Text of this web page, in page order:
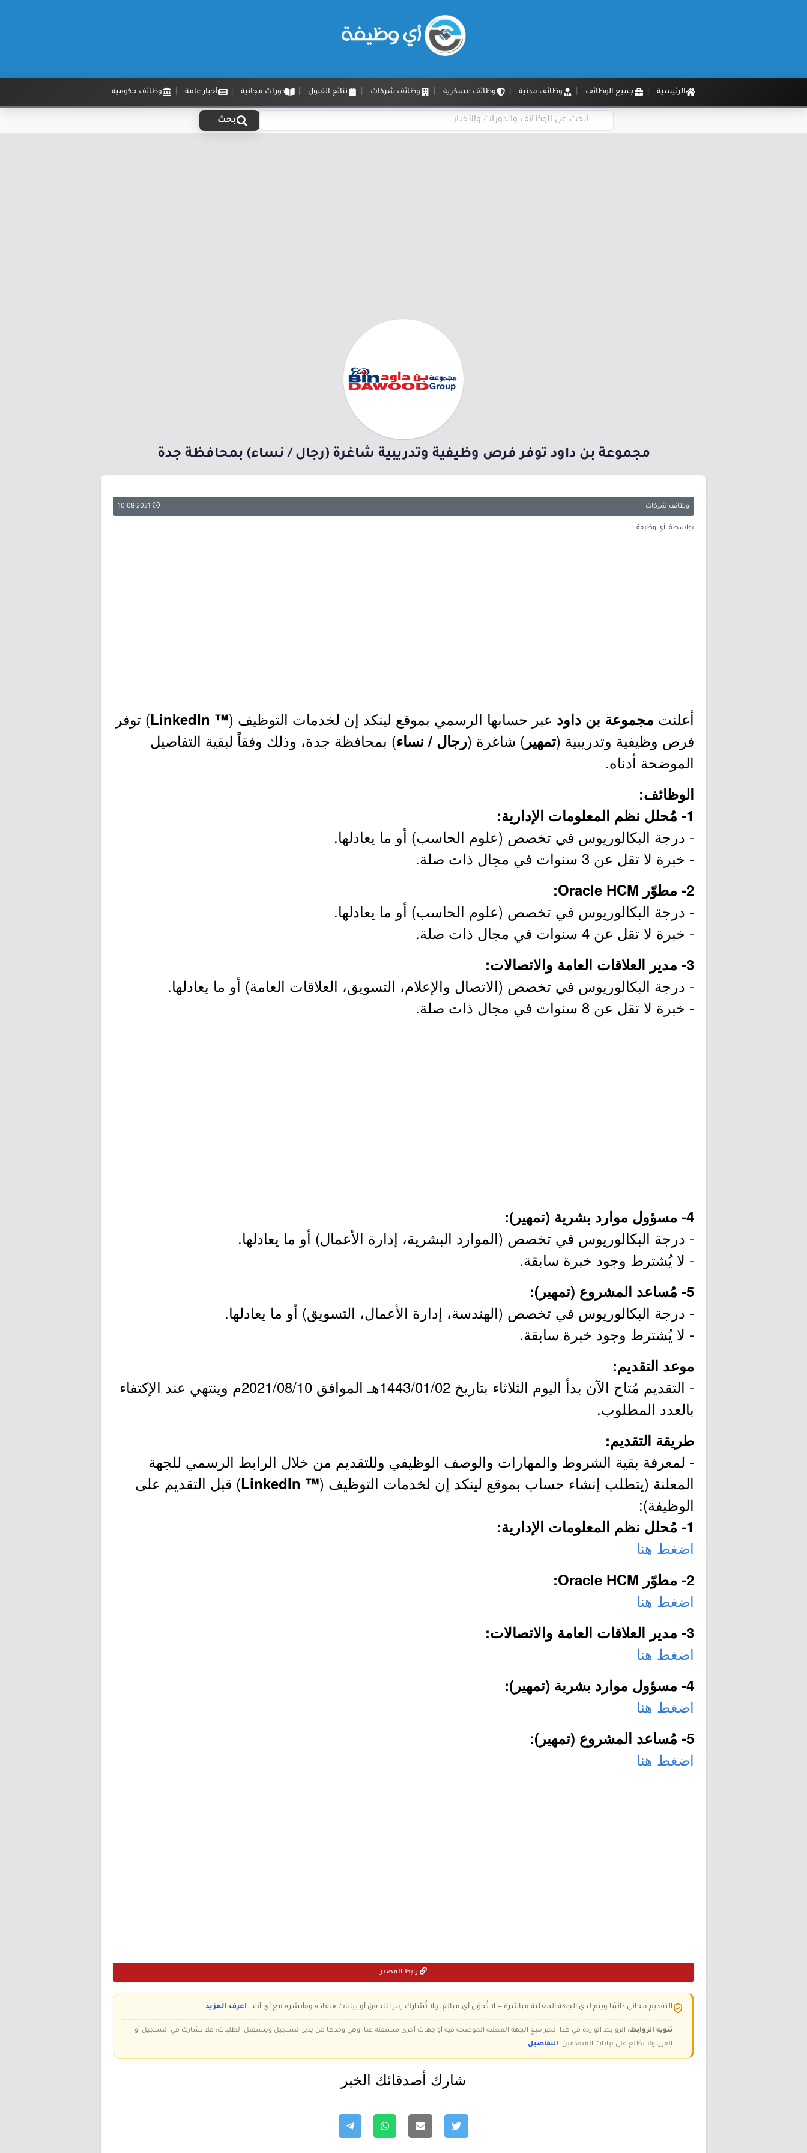
الرئيسية جميع الوظائف وظائف مدنية وظائف عسكرية وظائف شركات نتائج القبول دورات مجانية أخبار عامة وظائف حكومية
بحث
مجموعة بن داود توفر فرص وظيفية وتدريبية شاغرة (رجال / نساء) بمحافظة جدة
وظائف شركات
بواسطة: أي وظيفة
أعلنت مجموعة بن داود عبر حسابها الرسمي بموقع لينكد إن لخدمات التوظيف (™ LinkedIn
) توفر
فرص وظيفية وتدريبية (تمهير ) شاغرة (رجال / نساء) بمحافظة جدة، وذلك وفقاً لبقية التفاصيل
الموضحة أدناه.
الوظائف:
1- مُحلل نظم المعلومات الإدارية:
- درجة البكالوريوس في تخصص (علوم الحاسب) أو ما يعادلها.
- خبرة لا تقل عن 3 سنوات في مجال ذات صلة.
2- مطوّر Oracle HCM:
- درجة البكالوريوس في تخصص (علوم الحاسب) أو ما يعادلها.
- خبرة لا تقل عن 4 سنوات في مجال ذات صلة.
3- مدير العلاقات العامة والاتصالات:
- درجة البكالوريوس في تخصص (الاتصال والإعلام، التسويق، العلاقات العامة) أو ما يعادلها.
- خبرة لا تقل عن 8 سنوات في مجال ذات صلة.
4- مسؤول موارد بشرية (تمهير):
- درجة البكالوريوس في تخصص (الموارد البشرية، إدارة الأعمال) أو ما يعادلها.
- لا يُشترط وجود خبرة سابقة.
5- مُساعد المشروع (تمهير):
- درجة البكالوريوس في تخصص (الهندسة، إدارة الأعمال، التسويق) أو ما يعادلها.
- لا يُشترط وجود خبرة سابقة.
موعد التقديم:
- التقديم مُتاح الآن بدأ اليوم الثلاثاء بتاريخ 1443/01/02هـ الموافق 2021/08/10م وينتهي عند الإكتفاء
بالعدد المطلوب.
طريقة التقديم:
- لمعرفة بقية الشروط والمهارات والوصف الوظيفي وللتقديم من خلال الرابط الرسمي للجهة
المعلنة (يتطلب إنشاء حساب بموقع لينكد إن لخدمات التوظيف (™ LinkedIn
) قبل التقديم على
الوظيفة):
1- مُحلل نظم المعلومات الإدارية:
اضغط هنا
2- مطوّر Oracle HCM:
اضغط هنا
3- مدير العلاقات العامة والاتصالات:
اضغط هنا
4- مسؤول موارد بشرية (تمهير):
اضغط هنا
5- مُساعد المشروع (تمهير):
اضغط هنا
رابط المصدر
التقديم مجاني دائمًا ويتم لدى الجهة المعلنة مباشرة — لا تُحوّل أي مبالغ، ولا تُشارك رمز التحقق أو بيانات «نفاذ» و«أبشر» مع أي أحد. اعرف المزيد
تنويه الروابط: الروابط الواردة في هذا الخبر تتبع الجهة المعلنة الموضحة فيه أو جهات أخرى مستقلة عنا، وهي وحدها من يدير التسجيل ويستقبل الطلبات؛ فلا نشارك في التسجيل أو
الفرز، ولا نطّلع على بيانات المتقدمين. التفاصيل
شارك أصدقائك الخبر